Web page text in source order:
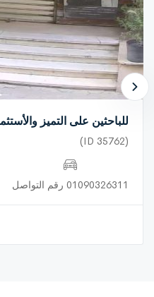
للباحثين على التميز
(ID 35762)
01090326311 رقم التواصل